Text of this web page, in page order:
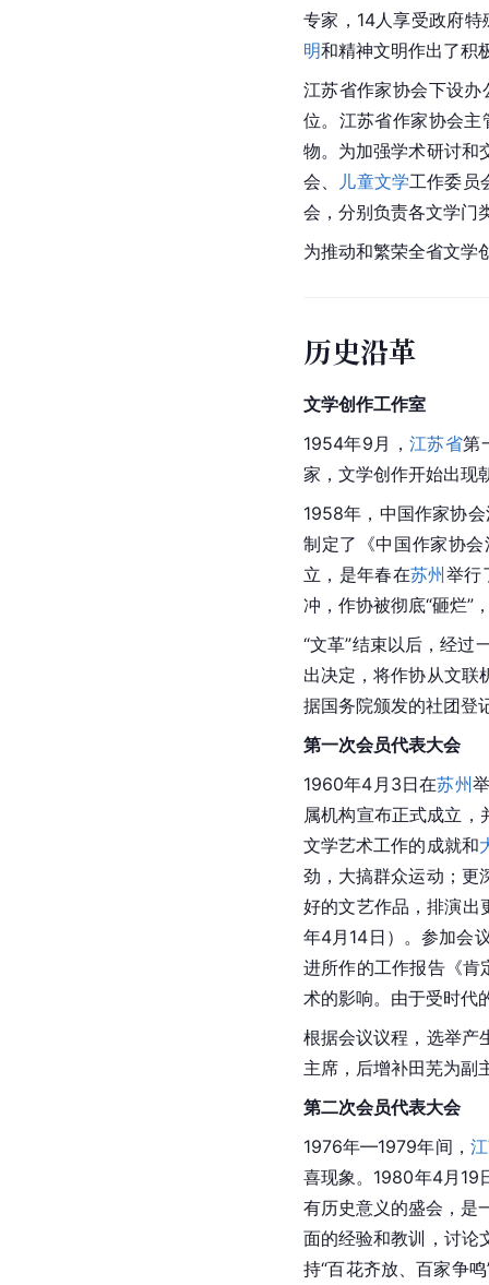
专家，14人享受政府
明和精神文明作出了积
江苏省作家协会下设办
位。江苏省作家协会
物。为加强学术研讨和
会、
儿童文学工作委员
会，分别负责各文学门
为推动和繁荣全省文学
历史沿革
文学创作工作室
1954年9月， 江苏省第
家，文学创作开始出现
1958年， 中国作家协会
制定了《中国作家协
立，是年春在苏州举行
冲，作协被彻底“砸烂”
“文革”结束以后，经过
出决定，将作协从文联
据国务院颁发的社团登
第一次会员代表大会
1960年4月3日在苏州
属机构宣布正式成立
文学艺术工作的成就和
劲，大搞群众运动；更
好的文艺作品，排演出
年4月14日）。参加会
进所作的工作报告《肯
术的影响。由于受时代
根据会议议程，选举产
主席，后增补田芜为副
第二次会员代表大会
1976年—1979年间，
喜现象。1980年4月19
有历史意义的盛会，是
面的经验和教训，讨论
持“百花齐放、百家争